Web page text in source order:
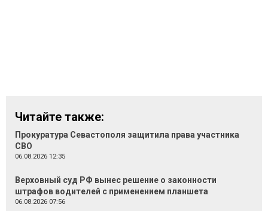
Читайте также:
Прокуратура Севастополя защитила права участника
СВО
06.08.2026 12:35
Верховный суд РФ вынес решение о законности
штрафов водителей с применением планшета
06.08.2026 07:56